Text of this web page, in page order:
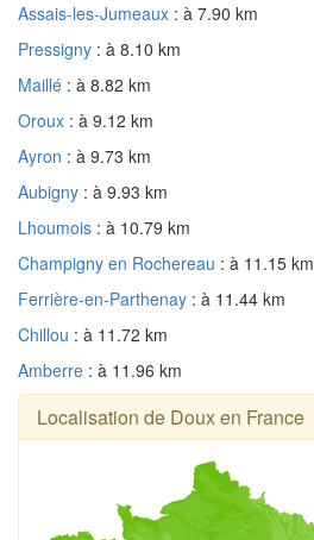
Assais-les-Jumeaux : à 7.90 km
Pressigny : à 8.10 km
Maillé : à 8.82 km
Oroux : à 9.12 km
Ayron : à 9.73 km
Aubigny : à 9.93 km
Lhoumois : à 10.79 km
Champigny en Rochereau : à 11.15 km
Ferrière-en-Parthenay : à 11.44 km
Chillou : à 11.72 km
Amberre : à 11.96 km
Localisation de Doux en France